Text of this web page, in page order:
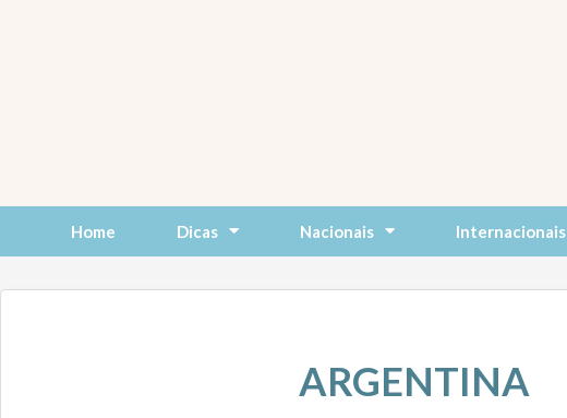
Home Dicas Nacionais Internacionais
ARGENTINA